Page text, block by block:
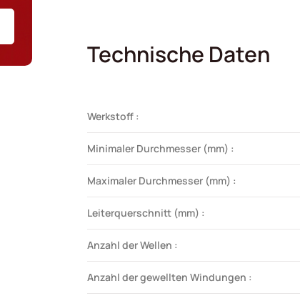
Technische Daten
Werkstoff :
Minimaler Durchmesser (mm) :
Maximaler Durchmesser (mm) :
Leiterquerschnitt (mm) :
Anzahl der Wellen :
Anzahl der gewellten Windungen :